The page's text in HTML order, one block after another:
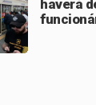
haverá